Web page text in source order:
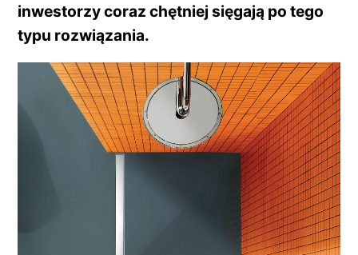
inwestorzy coraz chętniej sięgają po tego
typu rozwiązania.